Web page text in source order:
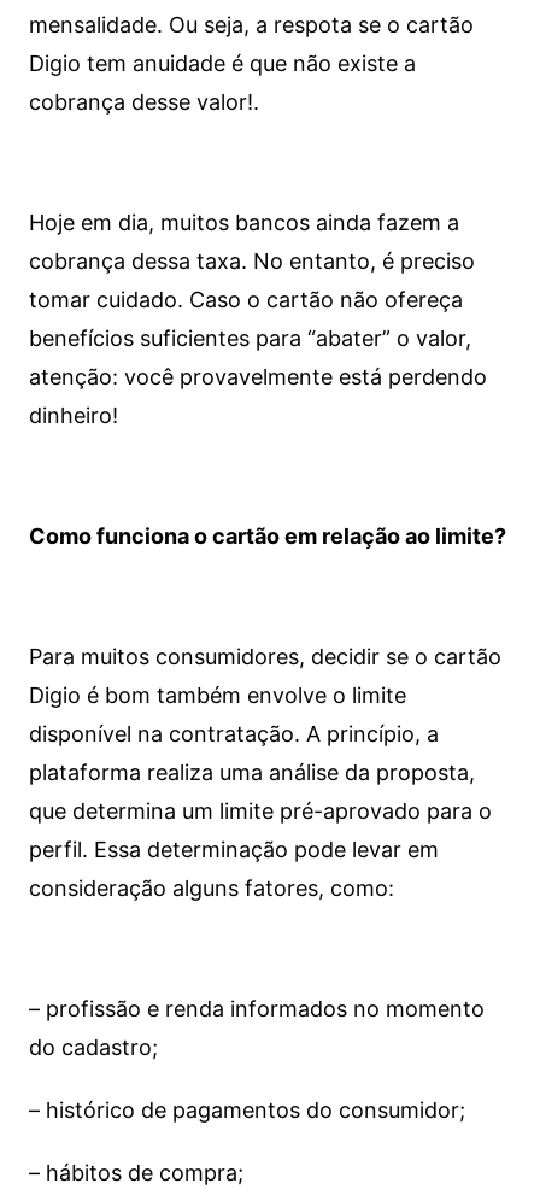
mensalidade. Ou seja, a respota se o cartão
Digio tem anuidade é que não existe a
cobrança desse valor!.
Hoje em dia, muitos bancos ainda fazem a
cobrança dessa taxa. No entanto, é preciso
tomar cuidado. Caso o cartão não ofereça
benefícios suficientes para “abater” o valor,
atenção: você provavelmente está perdendo
dinheiro!
Como funciona o cartão em relação ao limite?
Para muitos consumidores, decidir se o cartão
Digio é bom também envolve o limite
disponível na contratação. A princípio, a
plataforma realiza uma análise da proposta,
que determina um limite pré-aprovado para o
perfil. Essa determinação pode levar em
consideração alguns fatores, como:
– profissão e renda informados no momento
do cadastro;
– histórico de pagamentos do consumidor;
– hábitos de compra;